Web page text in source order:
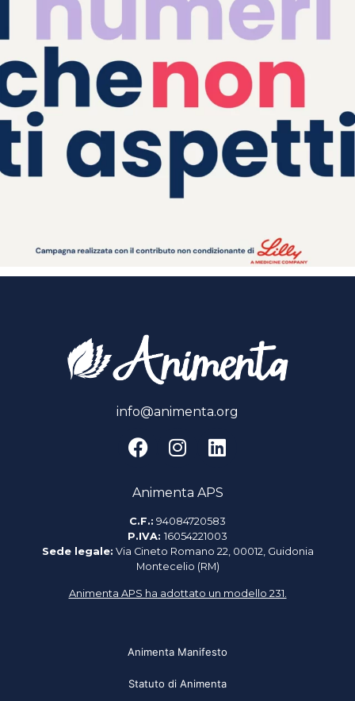
info@animenta.org
Animenta APS
C.F.: 94084720583
P.IVA: 16054221003
Sede legale: Via Cineto Romano 22, 00012, Guidonia
Montecelio (RM)
Animenta APS ha adottato un modello 231.
Animenta Manifesto
Statuto di Animenta